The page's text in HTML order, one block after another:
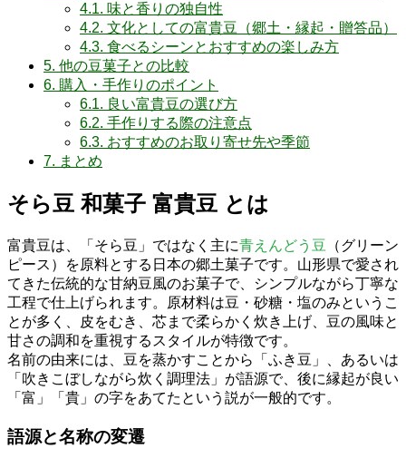
4.1. 味と香りの独自性
4.2. 文化としての富貴豆（郷土・縁起・贈答品）
4.3. 食べるシーンとおすすめの楽しみ方
5. 他の豆菓子との比較
6. 購入・手作りのポイント
6.1. 良い富貴豆の選び方
6.2. 手作りする際の注意点
6.3. おすすめのお取り寄せ先や季節
7. まとめ
そら豆 和菓子 富貴豆 とは
富貴豆は、「そら豆」ではなく主に青えんどう豆 （グリーン
ピース）を原料とする日本の郷土菓子です。山形県で愛され
てきた伝統的な甘納豆風のお菓子で、シンプルながら丁寧な
工程で仕上げられます。原材料は豆・砂糖・塩のみというこ
とが多く、皮をむき、芯まで柔らかく炊き上げ、豆の風味と
甘さの調和を重視するスタイルが特徴です。
名前の由来には、豆を蒸かすことから「ふき豆」、あるいは
「吹きこぼしながら炊く調理法」が語源で、後に縁起が良い
「富」「貴」の字をあてたという説が一般的です。
語源と名称の変遷